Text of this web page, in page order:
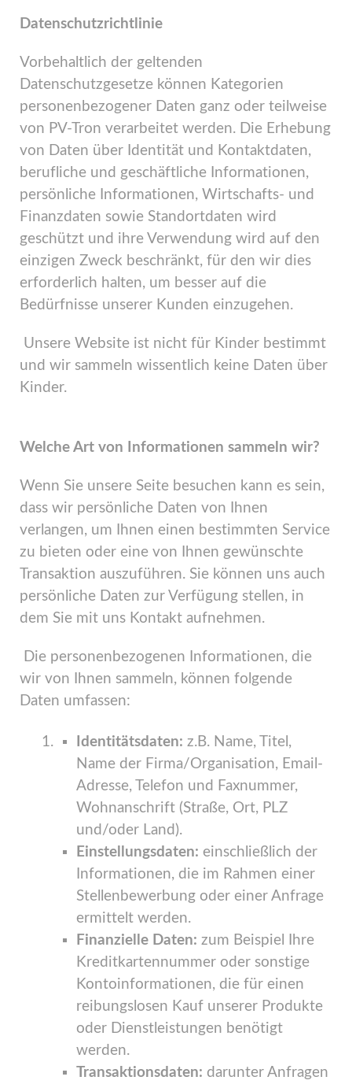
Datenschutzrichtlinie
Vorbehaltlich der geltenden
Datenschutzgesetze können Kategorien
personenbezogener Daten ganz oder teilweise
von PV-Tron verarbeitet werden. Die Erhebung
von Daten über Identität und Kontaktdaten,
berufliche und geschäftliche Informationen,
persönliche Informationen, Wirtschafts- und
Finanzdaten sowie Standortdaten wird
geschützt und ihre Verwendung wird auf den
einzigen Zweck beschränkt, für den wir dies
erforderlich halten, um besser auf die
Bedürfnisse unserer Kunden einzugehen.
Unsere Website ist nicht für Kinder bestimmt
und wir sammeln wissentlich keine Daten über
Kinder.
Welche Art von Informationen sammeln wir?
Wenn Sie unsere Seite besuchen kann es sein,
dass wir persönliche Daten von Ihnen
verlangen, um Ihnen einen bestimmten Service
zu bieten oder eine von Ihnen gewünschte
Transaktion auszuführen. Sie können uns auch
persönliche Daten zur Verfügung stellen, in
dem Sie mit uns Kontakt aufnehmen.
Die personenbezogenen Informationen, die
wir von Ihnen sammeln, können folgende
Daten umfassen:
Identitätsdaten: z.B. Name, Titel,
Name der Firma/Organisation, Email-
Adresse, Telefon und Faxnummer,
Wohnanschrift (Straße, Ort, PLZ
und/oder Land).
Einstellungsdaten: einschließlich der
Informationen, die im Rahmen einer
Stellenbewerbung oder einer Anfrage
ermittelt werden.
Finanzielle Daten: zum Beispiel Ihre
Kreditkartennummer oder sonstige
Kontoinformationen, die für einen
reibungslosen Kauf unserer Produkte
oder Dienstleistungen benötigt
werden.
Transaktionsdaten: darunter Anfragen